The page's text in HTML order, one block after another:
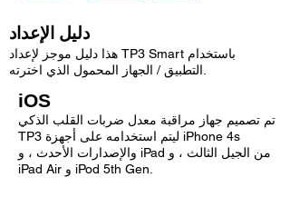
دليل الإعداد
هذا دليل موجز لإعداد TP3 Smart باستخدام
iOS
تم تصميم جهاز مراقبة معدل ضربات القلب الذكي
TP3 ليتم استخدامه على أجهزة iPhone 4s
والإصدارات الأحدث ، و iPad من الجيل الثالث ، و
iPad Air و iPod 5th Gen.